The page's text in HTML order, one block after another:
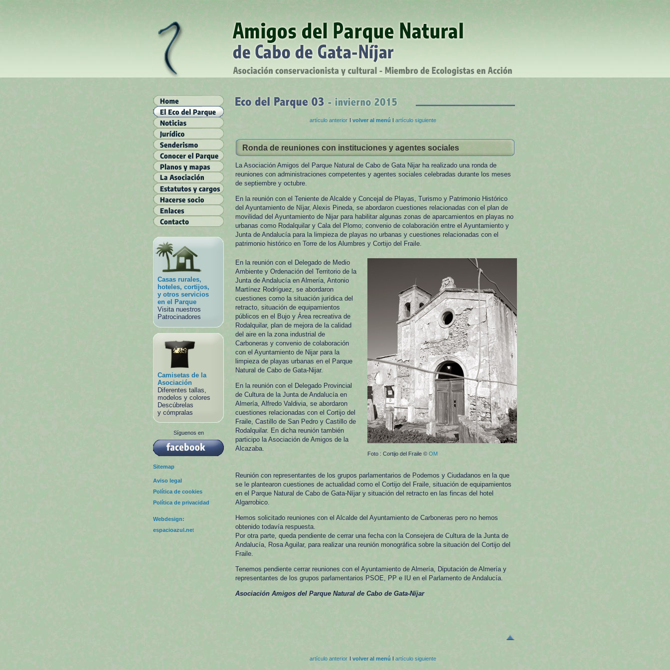
Casas rurales,
hoteles, cortijos,
y otros servicios
en el Parque
Visita nuestros
Patrocinadores
Camisetas de la
Asociación
Diferentes tallas,
modelos y colores
Descúbrelas
y cómpralas
Síguenos en
Sitemap
Aviso legal
Política de cookies
Política de privacidad
Webdesign:
espacioazul.net
artículo anterior I volver al menú I artículo siguiente
Ronda de reuniones con instituciones y agentes sociales
La Asociación Amigos del Parque Natural de Cabo de Gata Nijar ha realizado una ronda de
reuniones con administraciones competentes y agentes sociales celebradas durante los meses
de septiembre y octubre.
En la reunión con el Teniente de Alcalde y Concejal de Playas, Turismo y Patrimonio Histórico
del Ayuntamiento de Níjar, Alexis Pineda, se abordaron cuestiones relacionadas con el plan de
movilidad del Ayuntamiento de Nijar para habilitar algunas zonas de aparcamientos en playas no
urbanas como Rodalquilar y Cala del Plomo; convenio de colaboración entre el Ayuntamiento y
Junta de Andalucía para la limpieza de playas no urbanas y cuestiones relacionadas con el
patrimonio histórico en Torre de los Alumbres y Cortijo del Fraile.
En la reunión con el Delegado de Medio
Ambiente y Ordenación del Territorio de la
Junta de Andalucía en Almería, Antonio
Martínez Rodríguez, se abordaron
cuestiones como la situación jurídica del
retracto, situación de equipamientos
públicos en el Bujo y Área recreativa de
Rodalquilar, plan de mejora de la calidad
del aire en la zona industrial de
Carboneras y convenio de colaboración
con el Ayuntamiento de Nijar para la
limpieza de playas urbanas en el Parque
Natural de Cabo de Gata-Nijar.
En la reunión con el Delegado Provincial
de Cultura de la Junta de Andalucía en
Almería, Alfredo Valdivia, se abordaron
cuestiones relacionadas con el Cortijo del
Fraile, Castillo de San Pedro y Castillo de
Rodalquilar. En dicha reunión también
participo la Asociación de Amigos de la
Alcazaba.
Foto : Cortijo del Fraile © OM
Reunión con representantes de los grupos parlamentarios de Podemos y Ciudadanos en la que
se le plantearon cuestiones de actualidad como el Cortijo del Fraile, situación de equipamientos
en el Parque Natural de Cabo de Gata-Níjar y situación del retracto en las fincas del hotel
Algarrobico.
Hemos solicitado reuniones con el Alcalde del Ayuntamiento de Carboneras pero no hemos
obtenido todavía respuesta.
Por otra parte, queda pendiente de cerrar una fecha con la Consejera de Cultura de la Junta de
Andalucía, Rosa Aguilar, para realizar una reunión monográfica sobre la situación del Cortijo del
Fraile.
Tenemos pendiente cerrar reuniones con el Ayuntamiento de Almería, Diputación de Almería y
representantes de los grupos parlamentarios PSOE, PP e IU en el Parlamento de Andalucía.
Asociación Amigos del Parque Natural de Cabo de Gata-Níjar
artículo anterior I volver al menú I artículo siguiente